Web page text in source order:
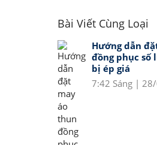
Bài Viết Cùng Loại
Hướng dẫn
đồng phục số
bị ép giá
7:42 Sáng |